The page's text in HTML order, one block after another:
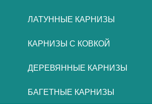
ЛАТУННЫЕ КАРНИЗЫ
КАРНИЗЫ С КОВКОЙ
ДЕРЕВЯННЫЕ КАРНИЗЫ
БАГЕТНЫЕ КАРНИЗЫ